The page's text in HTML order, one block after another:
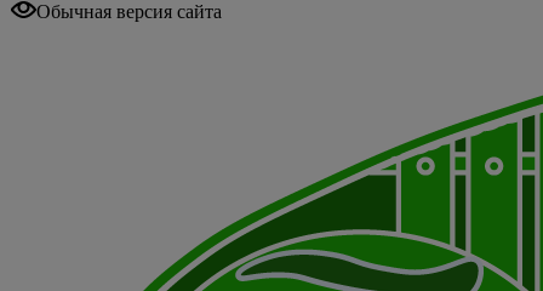
Обычная версия сайта